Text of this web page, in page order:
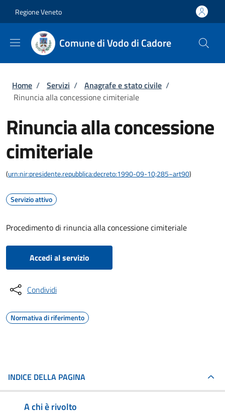
Regione Veneto
Comune di Vodo di Cadore
Briciole di pane
Home / Servizi / Anagrafe e stato civile /
Rinuncia alla concessione cimiteriale
Rinuncia alla concessione
cimiteriale
(urn:nir:presidente.repubblica:decreto:1990-09-10;285~art90)
Servizio attivo
Procedimento di rinuncia alla concessione cimiteriale
Accedi al servizio
Condividi
Normativa di riferimento
INDICE DELLA PAGINA
A chi è rivolto